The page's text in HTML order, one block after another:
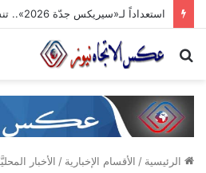
بحث
الرئيسية / الأقسام الإخبارية / الأخبار